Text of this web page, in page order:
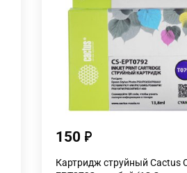
150
Картридж струйный Cactus